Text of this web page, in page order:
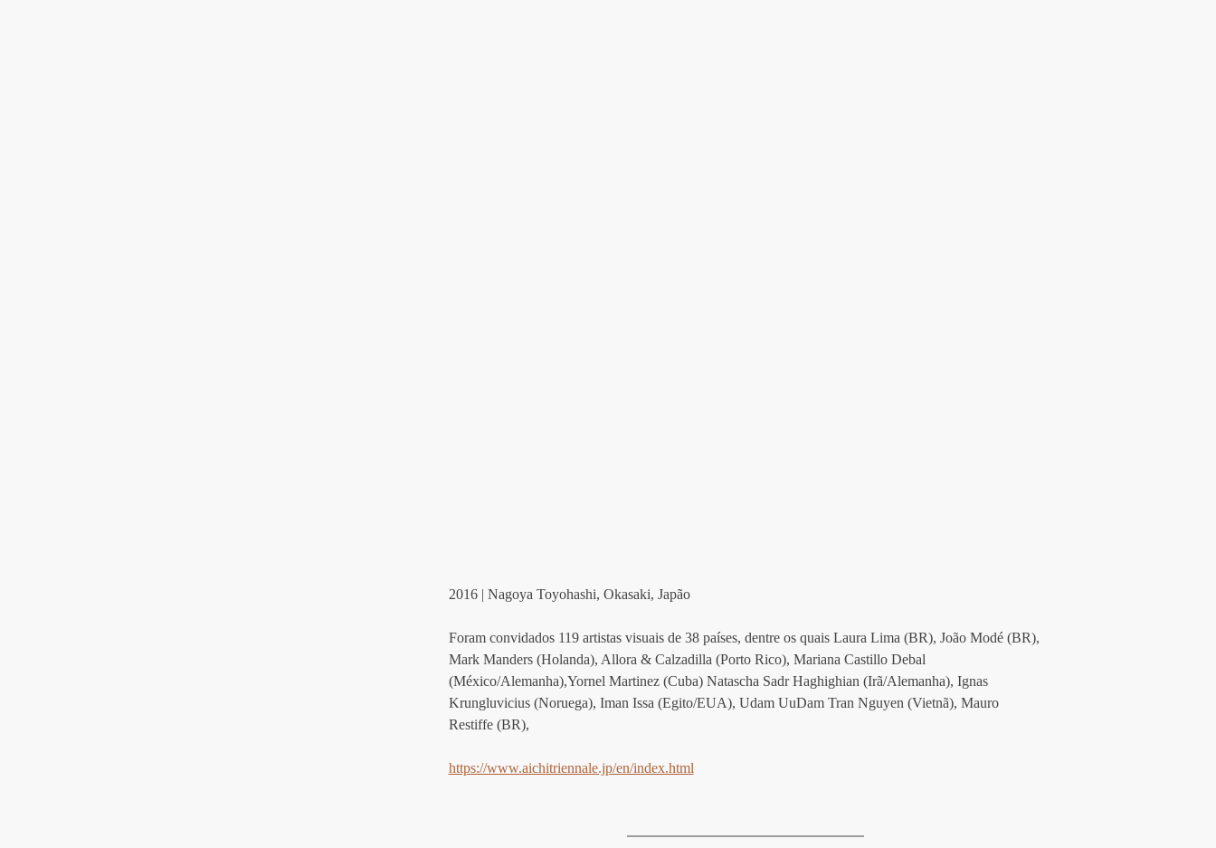
2016 | Nagoya Toyohashi, Okasaki, Japão
Foram convidados 119 artistas visuais de 38 países, dentre os quais Laura Lima (BR), João Modé (BR),
Mark Manders (Holanda), Allora & Calzadilla (Porto Rico), Mariana Castillo Debal
(México/Alemanha),Yornel Martinez (Cuba) Natascha Sadr Haghighian (Irã/Alemanha), Ignas
Krungluvicius (Noruega), Iman Issa (Egito/EUA), Udam UuDam Tran Nguyen (Vietnã), Mauro
Restiffe (BR),
https://www.aichitriennale.jp/en/index.html